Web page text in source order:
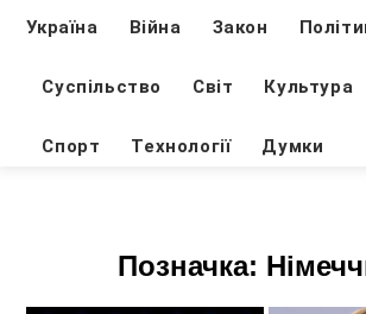
Україна Війна Закон
Суспільство Світ Культура
Спорт Технології Думки
Позначка: